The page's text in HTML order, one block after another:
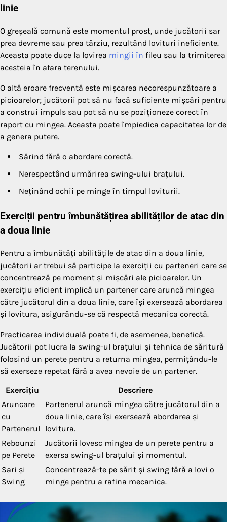
linie
O greșeală comună este momentul prost, unde jucătorii sar
prea devreme sau prea târziu, rezultând lovituri ineficiente.
Aceasta poate duce la lovirea mingii în fileu sau la trimiterea
acesteia în afara terenului.
O altă eroare frecventă este mișcarea necorespunzătoare a
picioarelor; jucătorii pot să nu facă suficiente mișcări pentru
a construi impuls sau pot să nu se poziționeze corect în
raport cu mingea. Aceasta poate împiedica capacitatea lor de
a genera putere.
Sărind fără o abordare corectă.
Nerespectând urmărirea swing-ului brațului.
Neținând ochii pe minge în timpul loviturii.
Exerciții pentru îmbunătățirea abilităților de atac din
a doua linie
Pentru a îmbunătăți abilitățile de atac din a doua linie,
jucătorii ar trebui să participe la exerciții cu parteneri care se
concentrează pe moment și mișcări ale picioarelor. Un
exercițiu eficient implică un partener care aruncă mingea
către jucătorul din a doua linie, care își exersează abordarea
și lovitura, asigurându-se că respectă mecanica corectă.
Practicarea individuală poate fi, de asemenea, benefică.
Jucătorii pot lucra la swing-ul brațului și tehnica de săritură
folosind un perete pentru a returna mingea, permițându-le
să exerseze repetat fără a avea nevoie de un partener.
Exercițiu
Descriere
Aruncare
cu
Partenerul
Partenerul aruncă mingea către jucătorul din a
doua linie, care își exersează abordarea și
lovitura.
Rebounzi
pe Perete
Jucătorii lovesc mingea de un perete pentru a
exersa swing-ul brațului și momentul.
Sari și
Swing
Concentrează-te pe sărit și swing fără a lovi o
minge pentru a rafina mecanica.